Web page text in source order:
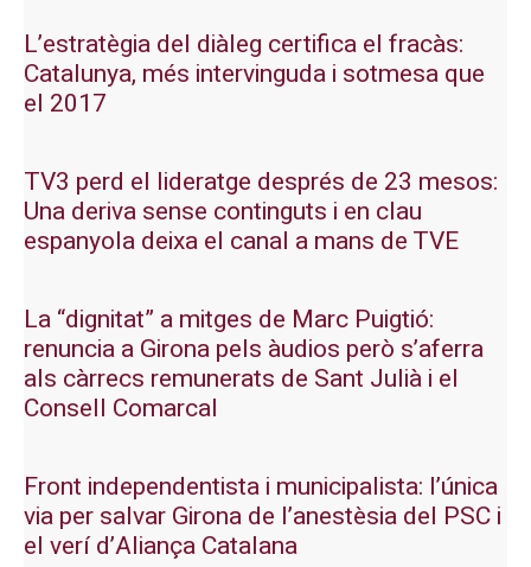
L’estratègia del diàleg certifica el fracàs:
Catalunya, més intervinguda i sotmesa que
el 2017
TV3 perd el lideratge després de 23 mesos:
Una deriva sense continguts i en clau
espanyola deixa el canal a mans de TVE
La “dignitat” a mitges de Marc Puigtió:
renuncia a Girona pels àudios però s’aferra
als càrrecs remunerats de Sant Julià i el
Consell Comarcal
Front independentista i municipalista: l’única
via per salvar Girona de l’anestèsia del PSC i
el verí d’Aliança Catalana